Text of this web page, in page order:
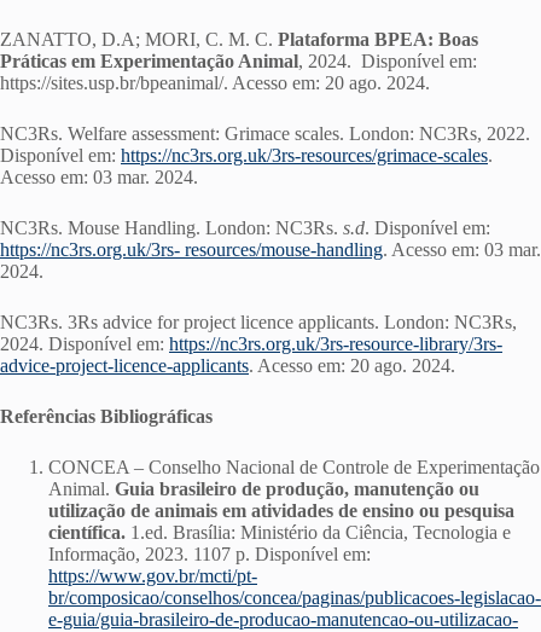
ZANATTO, D.A; MORI, C. M. C. Plataforma BPEA: Boas
Práticas em Experimentação Animal, 2024. Disponível em:
https://sites.usp.br/bpeanimal/. Acesso em: 20 ago. 2024.
NC3Rs. Welfare assessment: Grimace scales. London: NC3Rs, 2022.
Disponível em: https://nc3rs.org.uk/3rs-resources/grimace-scales.
Acesso em: 03 mar. 2024.
NC3Rs. Mouse Handling. London: NC3Rs. s.d. Disponível em:
https://nc3rs.org.uk/3rs- resources/mouse-handling. Acesso em: 03 mar.
2024.
NC3Rs. 3Rs advice for project licence applicants. London: NC3Rs,
2024. Disponível em: https://nc3rs.org.uk/3rs-resource-library/3rs-
advice-project-licence-applicants. Acesso em: 20 ago. 2024.
Referências Bibliográficas
CONCEA – Conselho Nacional de Controle de Experimentação
Animal. Guia brasileiro de producão, manutencão ou
utilizacão de animais em atividades de ensino ou pesquisa
científica. 1.ed. Brasília: Ministério da Ciência, Tecnologia e
Informação, 2023. 1107 p. Disponível em:
https://www.gov.br/mcti/pt-
br/composicao/conselhos/concea/paginas/publicacoes-legislacao-
e-guia/guia-brasileiro-de-producao-manutencao-ou-utilizacao-